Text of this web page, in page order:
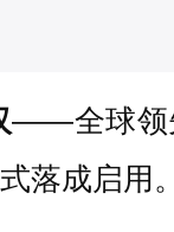
——全球领
落成启用。